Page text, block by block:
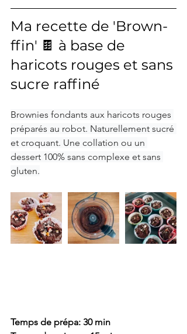
Ma recette de 'Brown-
ffin' 🍫 à base de
haricots rouges et sans
sucre raffiné
Brownies fondants aux haricots rouges
préparés au robot. Naturellement sucré
et croquant. Une collation ou un
dessert 100% sans complexe et sans
gluten.
Temps de prépa: 30 min